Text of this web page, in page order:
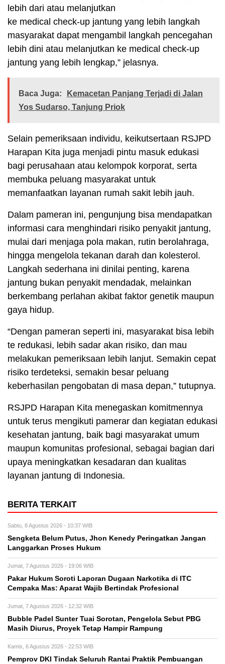
lebih dari atau melanjutkan
ke medical check-up jantung yang lebih langkah
masyarakat dapat mengambil langkah pencegahan
lebih dini atau melanjutkan ke medical check-up
jantung yang lebih lengkap,” jelasnya.
Baca Juga:
Kemacetan Panjang Terjadi di Jalan
Yos Sudarso, Tanjung Priok
Selain pemeriksaan individu, keikutsertaan RSJPD
Harapan Kita juga menjadi pintu masuk edukasi
bagi perusahaan atau kelompok korporat, serta
membuka peluang masyarakat untuk
memanfaatkan layanan rumah sakit lebih jauh.
Dalam pameran ini, pengunjung bisa mendapatkan
informasi cara menghindari risiko penyakit jantung,
mulai dari menjaga pola makan, rutin berolahraga,
hingga mengelola tekanan darah dan kolesterol.
Langkah sederhana ini dinilai penting, karena
jantung bukan penyakit mendadak, melainkan
berkembang perlahan akibat faktor genetik maupun
gaya hidup.
“Dengan pameran seperti ini, masyarakat bisa lebih
te redukasi, lebih sadar akan risiko, dan mau
melakukan pemeriksaan lebih lanjut. Semakin cepat
risiko terdeteksi, semakin besar peluang
keberhasilan pengobatan di masa depan,” tutupnya.
RSJPD Harapan Kita menegaskan komitmennya
untuk terus mengikuti pamerar dan kegiatan edukasi
kesehatan jantung, baik bagi masyarakat umum
maupun komunitas profesional, sebagai bagian dari
upaya meningkatkan kesadaran dan kualitas
layanan jantung di Indonesia.
BERITA TERKAIT
Sabtu, 8 Agustus 2026 - 10:37 WIB
Sengketa Belum Putus, Jhon Kenedy Peringatkan Jangan
Langgarkan Proses Hukum
Jumat, 7 Agustus 2026 - 19:06 WIB
Pakar Hukum Soroti Laporan Dugaan Narkotika di ITC
Cempaka Mas: Aparat Wajib Bertindak Profesional
Jumat, 7 Agustus 2026 - 12:32 WIB
Bubble Padel Sunter Tuai Sorotan, Pengelola Sebut PBG
Masih Diurus, Proyek Tetap Hampir Rampung
Kamis, 6 Agustus 2026 - 22:53 WIB
Pemprov DKI Tindak Seluruh Rantai Praktik Pembuangan